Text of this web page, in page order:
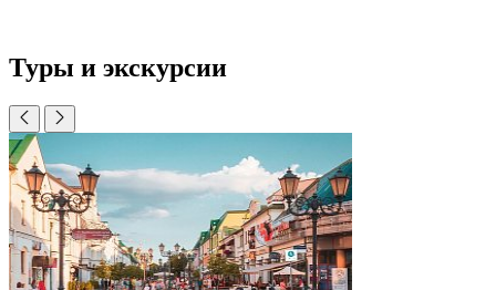
Туры и экскурсии